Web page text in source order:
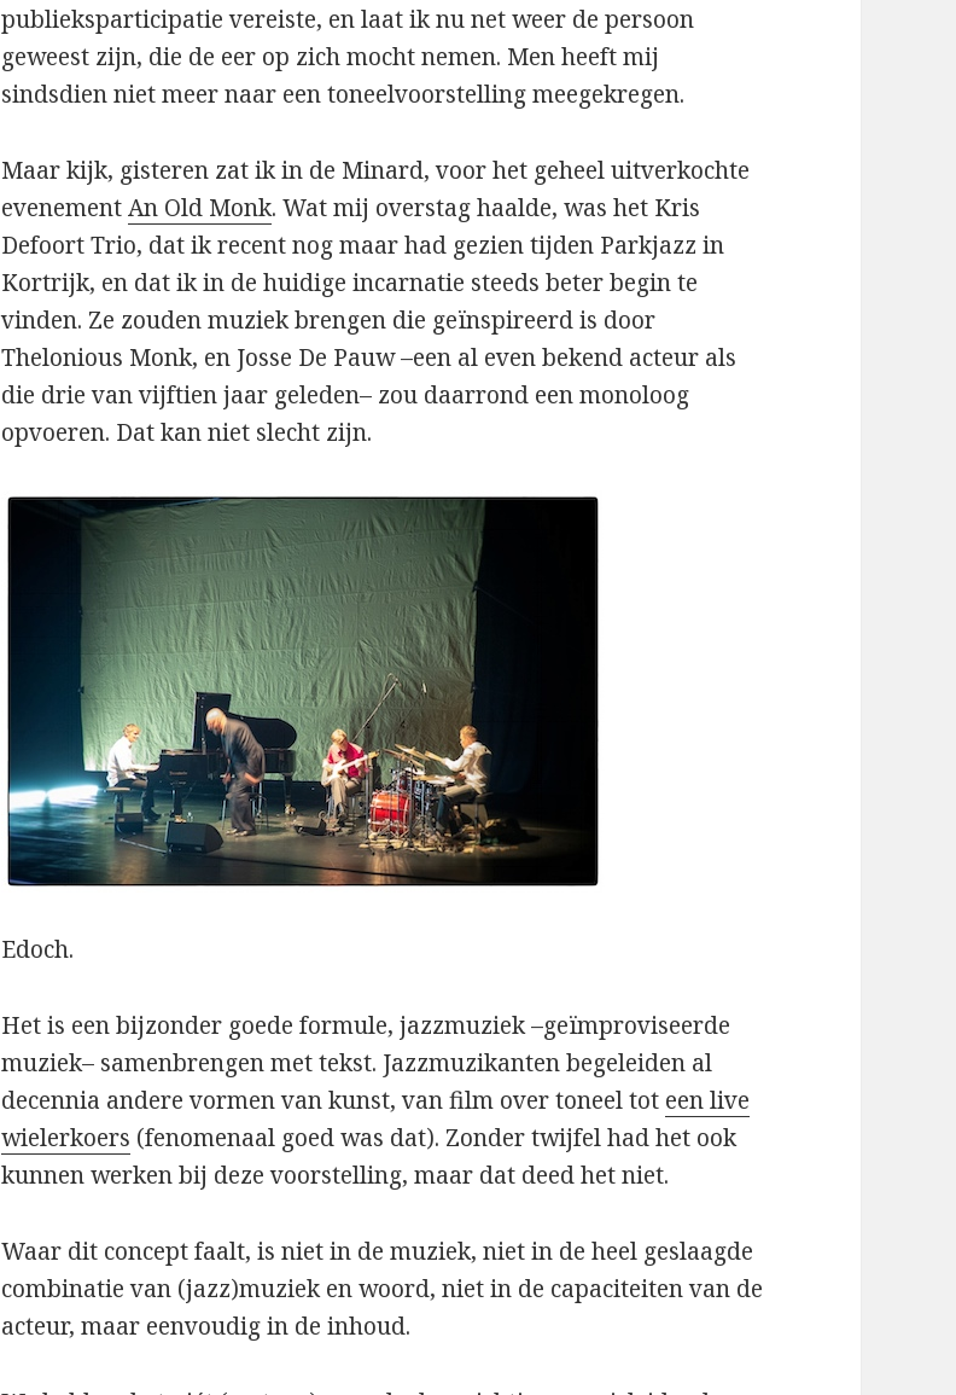
publieksparticipatie vereiste, en laat ik nu net weer de persoon
geweest zijn, die de eer op zich mocht nemen. Men heeft mij
sindsdien niet meer naar een toneelvoorstelling meegekregen.
Maar kijk, gisteren zat ik in de Minard, voor het geheel uitverkochte
evenementAn Old Monk. Wat mij overstag haalde, was het Kris
Defoort Trio, dat ik recent nog maar had gezien tijden Parkjazz in
Kortrijk, en dat ik in de huidige incarnatie steeds beter begin te
vinden. Ze zouden muziek brengen die geïnspireerd is door
Thelonious Monk, en Josse De Pauw –een al even bekend acteur als
die drie van vijftien jaar geleden– zou daarrond een monoloog
opvoeren. Dat kan niet slecht zijn.
Edoch.
Het is een bijzonder goede formule, jazzmuziek –geïmproviseerde
muziek– samenbrengen met tekst. Jazzmuzikanten begeleiden al
decennia andere vormen van kunst, van film over toneel tot een live
wielerkoers (fenomenaal goed was dat). Zonder twijfel had het ook
kunnen werken bij deze voorstelling, maar dat deed het niet.
Waar dit concept faalt, is niet in de muziek, niet in de heel geslaagde
combinatie van (jazz)muziek en woord, niet in de capaciteiten van de
acteur, maar eenvoudig in de inhoud.